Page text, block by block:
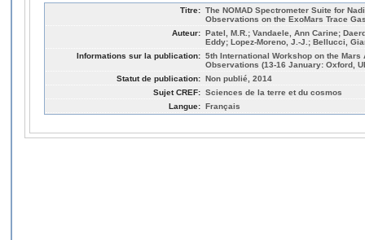
Titre: The NOMAD Spectrometer Suite for
Observations on the ExoMars Trace
Auteur: Patel, M.R.; Vandaele, Ann Carine;
Eddy; Lopez-Moreno, J.-J.; Bellucci,
Informations sur la publication: 5th International Workshop on the Mars
Observations (13-16 January: Oxford,
Statut de publication: Non publié, 2014
Sujet CREF: Sciences de la terre et du cosmos
Langue: Français